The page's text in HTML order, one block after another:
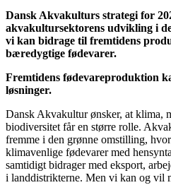
Dansk Akvakulturs strategi for
akvakultursektorens udvikling i
vi kan bidrage til fremtidens
bæredygtige fødevarer.
Fremtidens fødevareproduktion
løsninger.
Dansk Akvakultur ønsker, at klima,
biodiversitet får en større rolle.
fremme i den grønne omstilling,
klimavenlige fødevarer med
samtidigt bidrager med eksport,
i landdistrikterne. Men vi kan og vil